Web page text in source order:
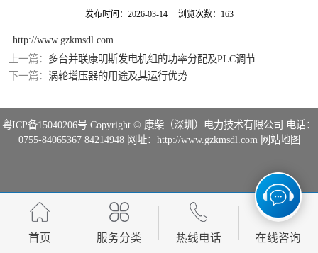
发布时间：2026-03-14 浏览次数：163
http://www.gzkmsdl.com
上一篇： 多台并联康明斯发电机组的功率分配及PLC调节
下一篇： 涡轮增压器的用途及其运行优势
粤ICP备15040206号 Copyright © 康柴（深圳）电力技术有限公司 电话：
0755-84065367 84214948 网址：http://www.gzkmsdl.com 网站地图
首页 服务分类 热线电话 在线咨询